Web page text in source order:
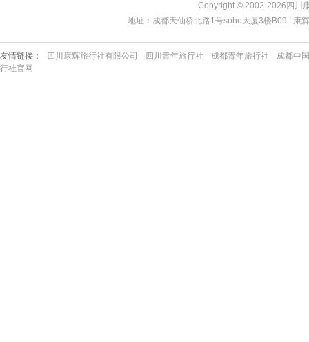
Copyright © 2002-2026四川
地址：成都天仙桥北路1号soho大厦3楼B09 |
友情链接： 四川康辉旅行社有限公司 四川青年旅行社 成都青年旅行社
成都中
行社官网